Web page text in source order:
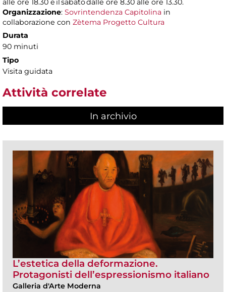
alle ore 18.30 e il sabato dalle ore 8.30 alle ore 13.30.
Organizzazione: Sovrintendenza Capitolina in
collaborazione con Zètema Progetto Cultura
Durata
90 minuti
Tipo
Visita guidata
Attività correlate
In archivio
L’estetica della deformazione.
Protagonisti dell’espressionismo italiano
Galleria d'Arte Moderna